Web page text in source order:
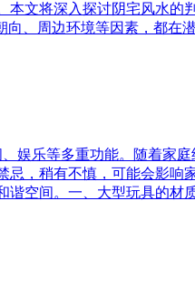
文将深入探讨阴宅风水的
向、周边环境等因素，都在
娱乐等多重功能。随着家
，稍有不慎，可能会影响
谐空间。一、大型玩具的材